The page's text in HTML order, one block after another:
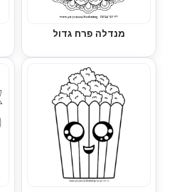
מנדלה פרח גדול